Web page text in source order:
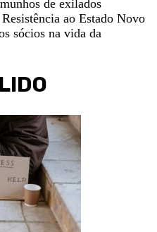
de exilados
ao Estado Novo
sócios na vida da